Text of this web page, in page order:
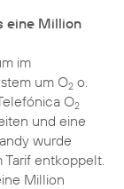
eine Million
im
um O2 o.
O2
und eine
wurde
Tarif entkoppelt.
Million